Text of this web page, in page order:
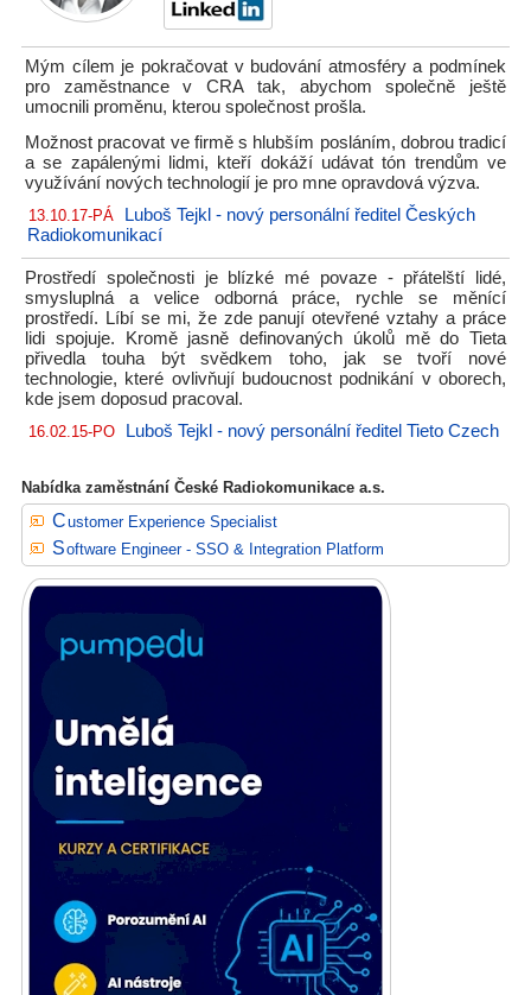
Mým cílem je pokračovat v budování atmosféry a podmínek
pro zaměstnance v CRA tak, abychom společně ještě
umocnili proměnu, kterou společnost prošla.
Možnost pracovat ve firmě s hlubším posláním, dobrou tradicí
a se zapálenými lidmi, kteří dokáží udávat tón trendům ve
využívání nových technologií je pro mne opravdová výzva.
13.10.17-PÁ
Luboš Tejkl - nový personální ředitel Českých
Radiokomunikací
Prostředí společnosti je blízké mé povaze - přátelští lidé,
smysluplná a velice odborná práce, rychle se měnící
prostředí. Líbí se mi, že zde panují otevřené vztahy a práce
lidi spojuje. Kromě jasně definovaných úkolů mě do Tieta
přivedla touha být svědkem toho, jak se tvoří nové
technologie, které ovlivňují budoucnost podnikání v oborech,
kde jsem doposud pracoval.
16.02.15-PO Luboš Tejkl - nový personální ředitel Tieto Czech
Nabídka zaměstnání České Radiokomunikace a.s.
Customer Experience Specialist
Software Engineer - SSO & Integration Platform